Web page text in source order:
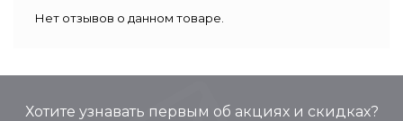
Нет отзывов о данном товаре.
Хотите узнавать первым об акциях и скидках?